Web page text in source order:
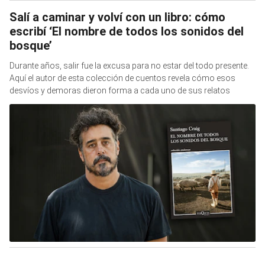
Salí a caminar y volví con un libro: cómo
escribí ‘El nombre de todos los sonidos del
bosque’
Durante años, salir fue la excusa para no estar del todo presente.
Aquí el autor de esta colección de cuentos revela cómo esos
desvíos y demoras dieron forma a cada uno de sus relatos